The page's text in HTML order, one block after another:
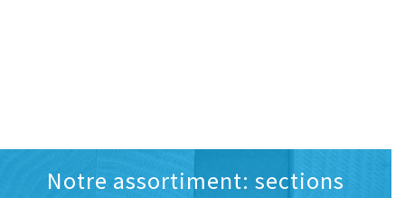
Notre assortiment: sections